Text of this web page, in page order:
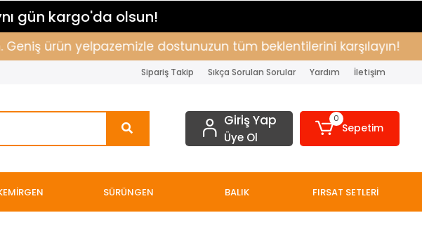
gün kargo'da olsun!
ürün yelpazemizle dostunuzun tüm beklentilerini karşılayın!
Sipariş Takip Sıkça Sorulan Sorular Yardım İletişim
Giriş Yap
Üye Ol
0
Sepetim
SÜRÜNGEN BALIK FIRSAT SETLERİ